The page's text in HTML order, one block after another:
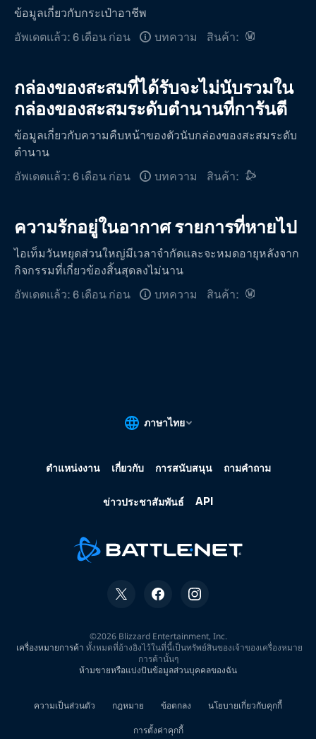
ข้อมูลเกี่ยวกับกระเป๋าอาชีพ
อัพเดตแล้ว: 6 เดือน ก่อน
บทความ สินค้า:
กล่องของสะสมที่ได้รับจะไม่นับรวมใน
กล่องของสะสมระดับตํานานที่การันตี
ข้อมูลเกี่ยวกับความคืบหน้าของตัวนับกล่องของสะสมระดับ
ตํานาน
อัพเดตแล้ว: 6 เดือน ก่อน
บทความ สินค้า:
ความรักอยู่ในอากาศ รายการที่หายไป
ไอเท็มวันหยุดส่วนใหญ่มีเวลาจํากัดและจะหมดอายุหลังจาก
กิจกรรมที่เกี่ยวข้องสิ้นสุดลงไม่นาน
อัพเดตแล้ว: 6 เดือน ก่อน
บทความ สินค้า: